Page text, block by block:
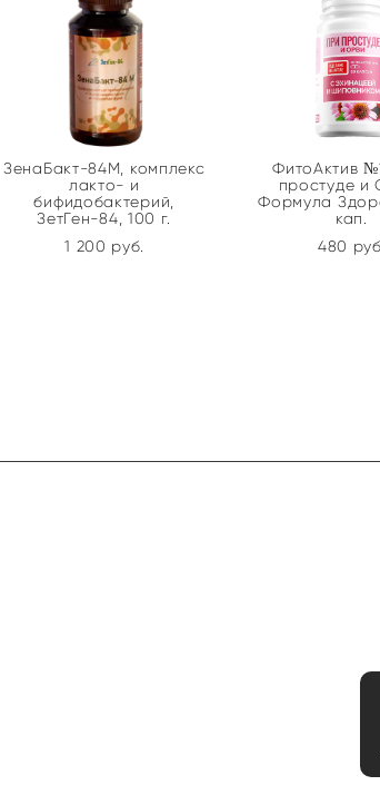
ЗенаБакт-84М, комплекс
лакто- и
бифидобактерий,
ЗетГен-84, 100 г.
1 200 pуб.
ФитоАктив
простуде и
Формула
кап.
480